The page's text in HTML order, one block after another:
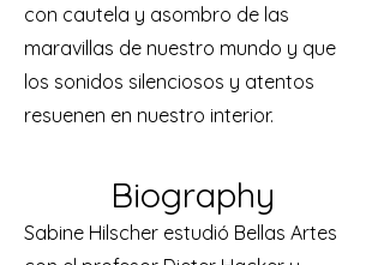
con cautela y asombro de las
maravillas de nuestro mundo y que
los sonidos silenciosos y atentos
resuenen en nuestro interior.
Biography
Sabine Hilscher estudió Bellas Artes